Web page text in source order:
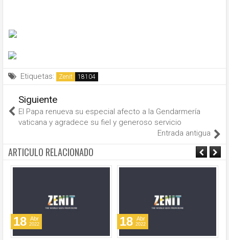
Etiquetas: Zenit
Siguiente
El Papa renueva su especial afecto a la Gendarmería
vaticana y agradece su fiel y generoso servicio
Entrada antigua
ARTICULO RELACIONADO
18 Abr
2022 18 Abr
2022